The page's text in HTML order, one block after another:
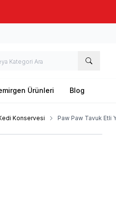
Ürünleri Blog
Konservesi Paw Paw Tavuk Etli